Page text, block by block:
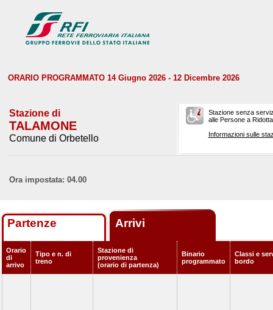
ORARIO PROGRAMMATO 14 Giugno 2026 - 12 Dicembre 2026
Stazione di
TALAMONE
Comune di Orbetello
Stazione senza
alle Persone a
Informazioni sulle
Ora impostata: 04.00
Partenze Arrivi
Orario
di
arrivo
Tipo e n. di
treno
Stazione di
provenienza
(orario di partenza)
Binario
programmato
Classi e
bordo